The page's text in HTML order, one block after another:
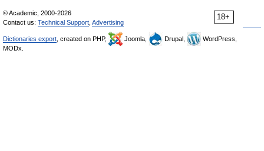
18+
© Academic, 2000-2026
Contact us: Technical Support Advertising
Dictionaries export , created on PHP, Joomla, Drupal,
WordPress,
MODx.